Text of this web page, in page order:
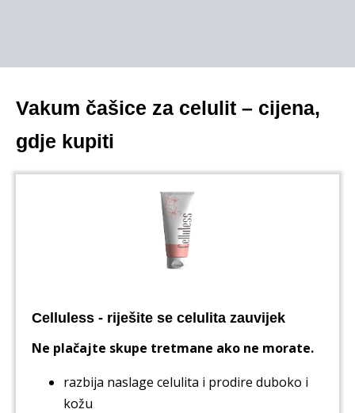
Vakum čašice za celulit – cijena,
gdje kupiti
Celluless - riješite se celulita zauvijek
Ne plačajte skupe tretmane ako ne morate.
razbija naslage celulita i prodire duboko i
kožu